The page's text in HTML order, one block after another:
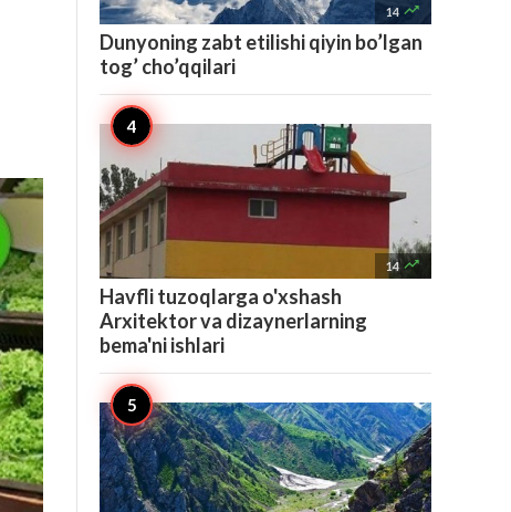
14 
Dunyoning zabt etilishi qiyin bo’lgan
tog’ cho’qqilari
14 
Havfli tuzoqlarga o'xshash
Arxitektor va dizaynerlarning
bema'ni ishlari